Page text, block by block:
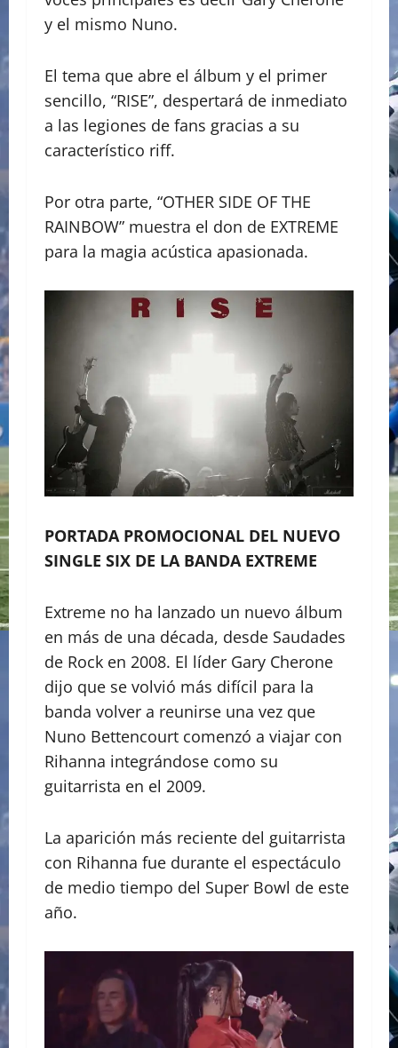
y el mismo Nuno.
El tema que abre el álbum y el primer
sencillo, “RISE”, despertará de inmediato
a las legiones de fans gracias a su
característico riff.
Por otra parte, “OTHER SIDE OF THE
RAINBOW” muestra el don de EXTREME
para la magia acústica apasionada.
PORTADA PROMOCIONAL DEL NUEVO
SINGLE SIX DE LA BANDA EXTREME
Extreme no ha lanzado un nuevo álbum
en más de una década, desde Saudades
de Rock en 2008. El líder Gary Cherone
dijo que se volvió más difícil para la
banda volver a reunirse una vez que
Nuno Bettencourt comenzó a viajar con
Rihanna integrándose como su
guitarrista en el 2009.
La aparición más reciente del guitarrista
con Rihanna fue durante el espectáculo
de medio tiempo del Super Bowl de este
año.